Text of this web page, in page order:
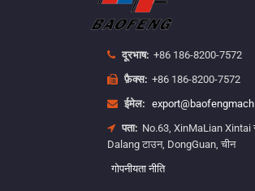
दूरभाष: +86 186-8200-7572
फ़ैक्स: +86 186-8200-7572
ईमेल:
पता: No.63, XinMaLian Xintai
Dalang टाउन, DongGuan, चीन
गोपनीयता नीति